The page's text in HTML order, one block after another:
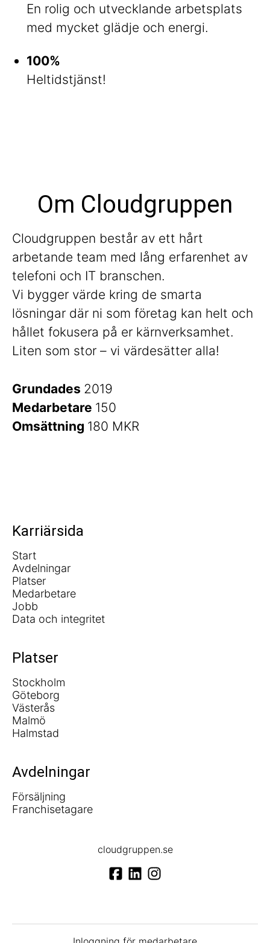
En rolig och utvecklande arbetsplats
med mycket glädje och energi.
100%
Heltidstjänst!
Om Cloudgruppen
Cloudgruppen består av ett hårt
arbetande team med lång erfarenhet av
telefoni och IT branschen.
Vi bygger värde kring de smarta
lösningar där ni som företag kan helt och
hållet fokusera på er kärnverksamhet.
Liten som stor – vi värdesätter alla!
Grundades 2019
Medarbetare 150
Omsättning 180 MKR
Karriärsida
Start
Avdelningar
Platser
Medarbetare
Jobb
Data och integritet
Platser
Stockholm
Göteborg
Västerås
Malmö
Halmstad
Avdelningar
Försäljning
Franchisetagare
cloudgruppen.se